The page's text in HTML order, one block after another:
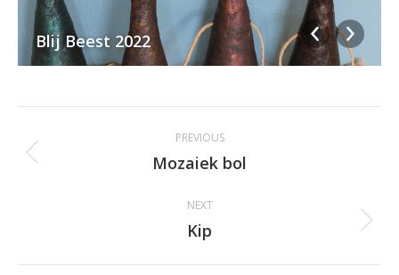
Blij Beest 2022
navigation
PREVIOUS
Previous
Mozaiek bol
NEXT
Next
Kip